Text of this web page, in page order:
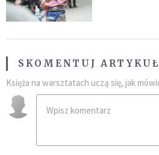
SKOMENTUJ ARTYKUŁ
Księża na warsztatach uczą się, jak